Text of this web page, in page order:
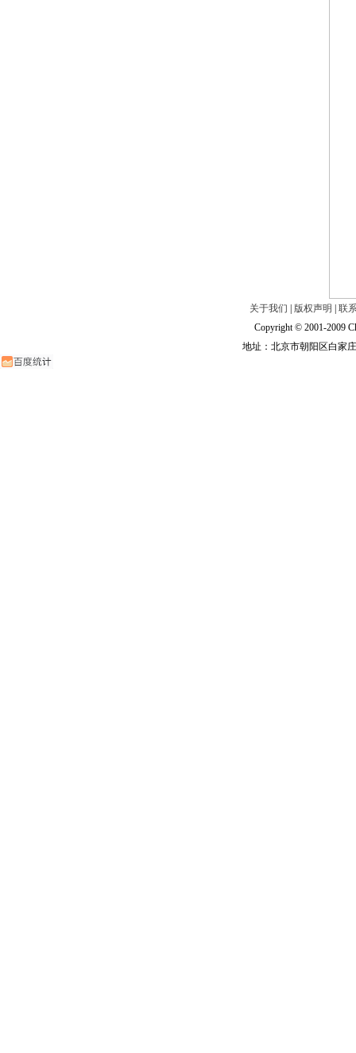
关于我们 版权声明
联
Copyright © 2001-2009
地址：北京市朝阳区白家